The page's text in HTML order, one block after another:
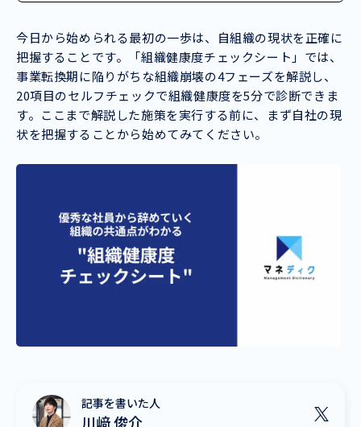
今日から始められる最初の一歩は、自組織の現状を正確に
把握することです。「組織健康度チェックシート」では、
事業転換期に陥りがちな組織崩壊の4フェーズを解説し、
20項目のセルフチェックで組織健康度を5分で診断できま
す。ここまで解説した施策を実行する前に、まず自社の現
状を把握することから始めてみてください。
記事を書いた人
川﨑 俊介